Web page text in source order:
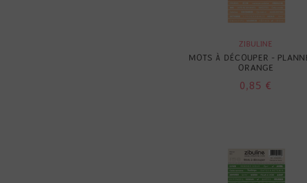
ZIBULINE
MOTS À DÉCOUPER -
ORANGE
0,85 €